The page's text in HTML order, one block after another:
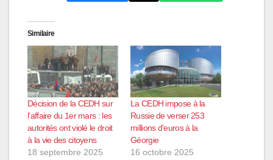
Similaire
Décision de la CEDH sur
l’affaire du 1er mars : les
autorités ont violé le droit
à la vie des citoyens
18 septembre 2025
La CEDH impose à la
Russie de verser 253
millions d’euros à la
Géorgie
16 octobre 2025